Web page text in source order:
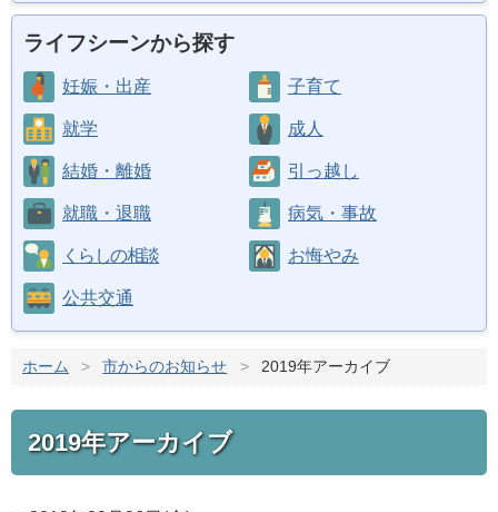
ライフシーンから探す
妊娠・出産 子育て
就学 成人
結婚・離婚 引っ越し
就職・退職 病気・事故
くらしの相談 お悔やみ
公共交通
ホーム > 市からのお知らせ > 2019年アーカイブ
2019年アーカイブ